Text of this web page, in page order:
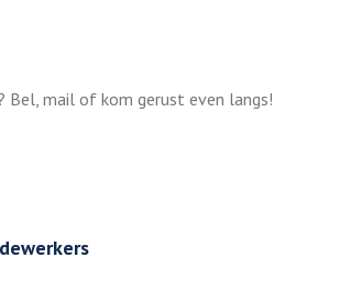
Bel, mail of kom gerust even langs!